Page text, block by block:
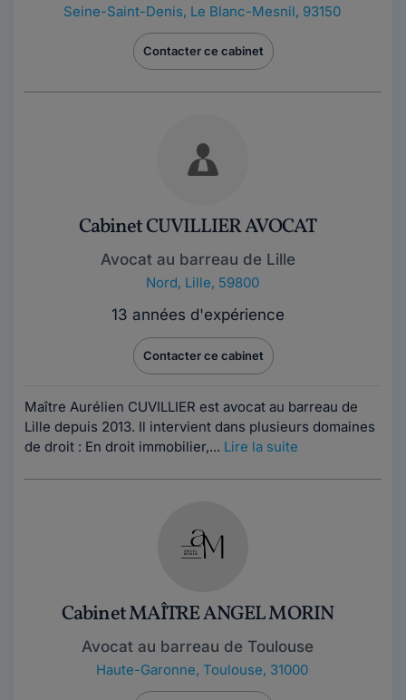
Seine-Saint-Denis, Le Blanc-Mesnil, 93150
Contacter ce cabinet
Cabinet CUVILLIER AVOCAT
Avocat au barreau de Lille
Nord, Lille, 59800
13 années d'expérience
Contacter ce cabinet
Maître Aurélien CUVILLIER est avocat au barreau de
Lille depuis 2013. Il intervient dans plusieurs domaines
de droit : En droit immobilier,... Lire la suite
Cabinet MAÎTRE ANGEL MORIN
Avocat au barreau de Toulouse
Haute-Garonne, Toulouse, 31000